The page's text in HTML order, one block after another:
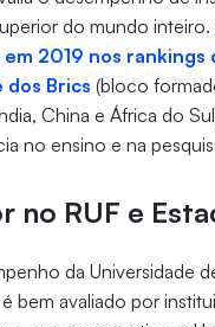
do mundo inteiro.
em 2019 nos rankings
dos Brics (bloco
China e África do
no ensino e na
no RUF e
da Universidade
bem avaliado por